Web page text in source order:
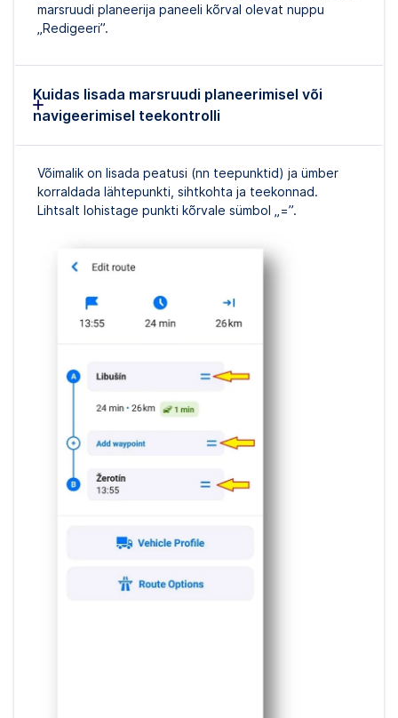
marsruudi planeerija paneeli kõrval olevat nuppu
„Redigeeri”.
Kuidas lisada marsruudi planeerimisel või
navigeerimisel teekontrolli
Võimalik on lisada peatusi (nn teepunktid) ja ümber
korraldada lähtepunkti, sihtkohta ja teekonnad.
Lihtsalt lohistage punkti kõrvale sümbol „=”.